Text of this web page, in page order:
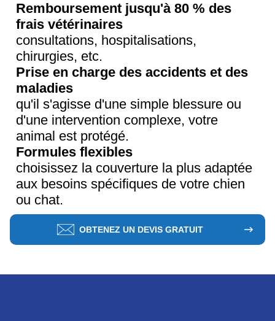
Remboursement jusqu'à 80 % des
frais vétérinaires
consultations, hospitalisations,
chirurgies, etc.
Prise en charge des accidents et des
maladies
qu'il s'agisse d'une simple blessure ou
d'une intervention complexe, votre
animal est protégé.
Formules flexibles
choisissez la couverture la plus adaptée
aux besoins spécifiques de votre chien
ou chat.
OBTENEZ UN DEVIS GRATUIT